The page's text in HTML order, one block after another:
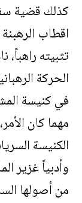
كذلك قضية
اقطاب
تثبيته
الحركة
في كنيسة
مهما كان
الكنيسة
وأدبياً غزير
من أصولها